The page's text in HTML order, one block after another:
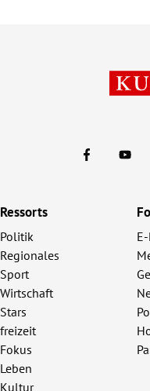
Ressorts
Politik
Regionales
Sport
Wirtschaft
Stars
freizeit
Fokus
Leben
Kultur